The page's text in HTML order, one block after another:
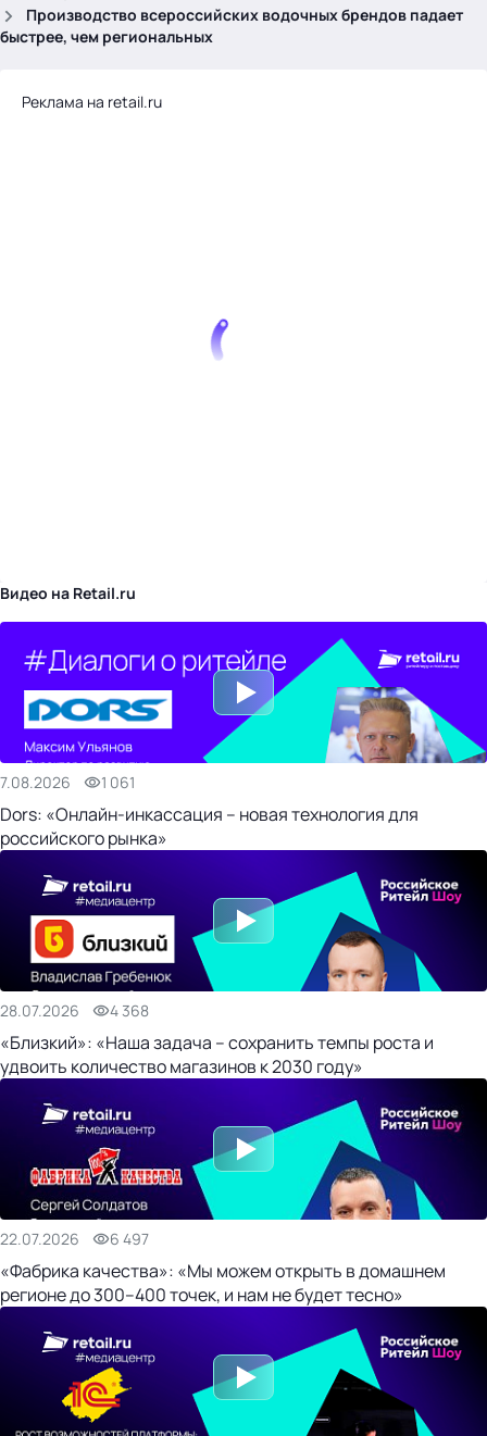
Производство всероссийских водочных брендов падает
быстрее, чем региональных
Реклама на retail.ru
Видео на Retail.ru
7.08.2026 1 061
Dors: «Онлайн-инкассация – новая технология для
российского рынка»
28.07.2026 4 368
«Близкий»: «Наша задача – сохранить темпы роста и
удвоить количество магазинов к 2030 году»
22.07.2026 6 497
«Фабрика качества»: «Мы можем открыть в домашнем
регионе до 300–400 точек, и нам не будет тесно»